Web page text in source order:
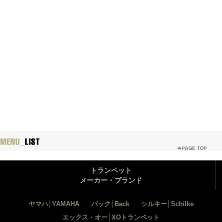
トランペット
メーカー・ブランド
ヤマハ│YAMAHA バック│Back
シルキー│Schilke
エックス・オー│XOトランペット